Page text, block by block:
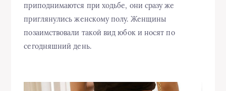
приподнимаются при ходьбе, они сразу же
приглянулись женскому полу. Женщины
позаимствовали такой вид юбок и носят по
сегодняшний день.